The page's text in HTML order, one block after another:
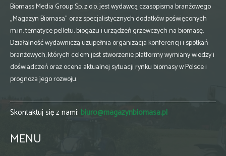
Biomass Media Group Sp. z o.o. jest wydawcą czasopisma branżowego
„Magazyn Biomasa” oraz specjalistycznych dodatków poświęconych
m.in. tematyce pelletu, biogazu i urządzeń grzewczych na biomasę.
Działalność wydawniczą uzupełnia organizacja konferencji i spotkań
branżowych, których celem jest stworzenie platformy wymiany wiedzy i
doświadczeń oraz ocena aktualnej sytuacji rynku biomasy w Polsce i
prognoza jego rozwoju.
Skontaktuj się z nami: biuro@magazynbiomasa.pl
MENU